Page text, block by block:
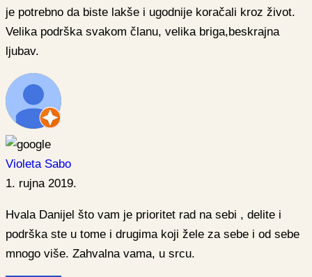
je potrebno da biste lakše i ugodnije koračali kroz život.
Velika podrška svakom članu, velika briga,beskrajna
ljubav.
Violeta Sabo
1. rujna 2019.
Hvala Danijel što vam je prioritet rad na sebi , delite i
podrška ste u tome i drugima koji žele za sebe i od sebe
mnogo više. Zahvalna vama, u srcu.